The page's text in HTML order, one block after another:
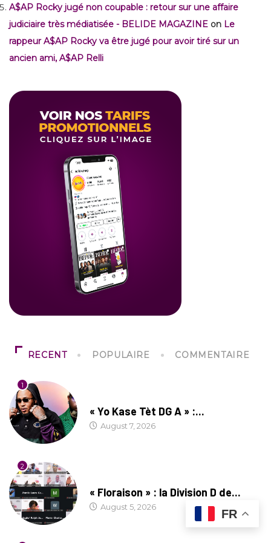
A$AP Rocky jugé non coupable : retour sur une affaire
judiciaire très médiatisée - BELIDE MAGAZINE on Le
rappeur A$AP Rocky va être jugé pour avoir tiré sur un
ancien ami, A$AP Relli
RECENT POPULAIRE COMMENTAIRE
1
« Yo Kase Tèt DG A » :...
August 7, 2026
2
« Floraison » : la Division D de...
August 5, 2026
FR